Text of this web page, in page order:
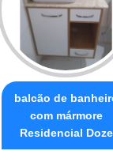
balcão de
com mármore
Residencial Doze